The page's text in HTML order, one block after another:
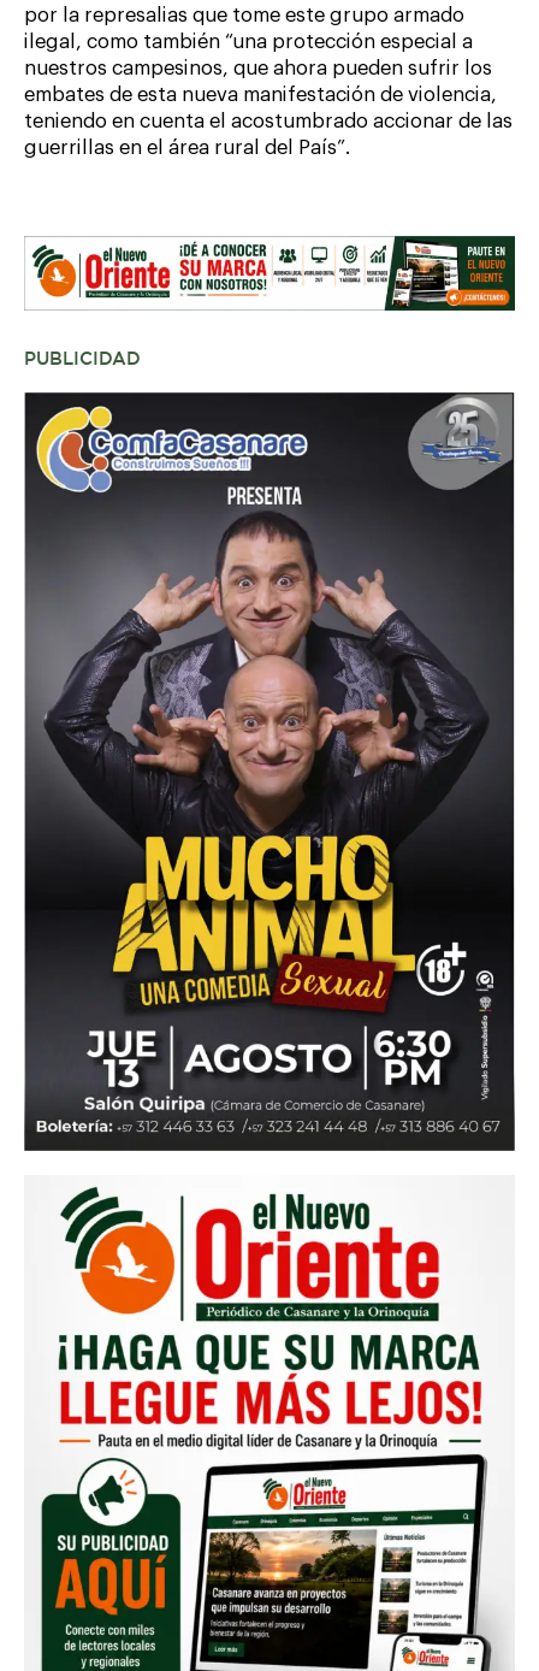
por la represalias que tome este grupo armado
ilegal, como también “una protección especial a
nuestros campesinos, que ahora pueden sufrir los
embates de esta nueva manifestación de violencia,
teniendo en cuenta el acostumbrado accionar de las
guerrillas en el área rural del País”.
PUBLICIDAD